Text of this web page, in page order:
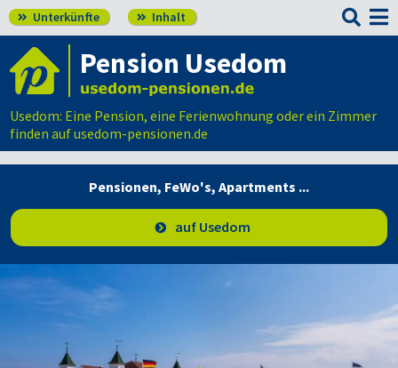
 Unterkünfte  Inhalt 
Pension Usedom
Usedom: Eine Pension, eine Ferienwohnung oder ein Zimmer
finden auf usedom-pensionen.de
Pensionen, FeWo's, Apartments ...
auf Usedom